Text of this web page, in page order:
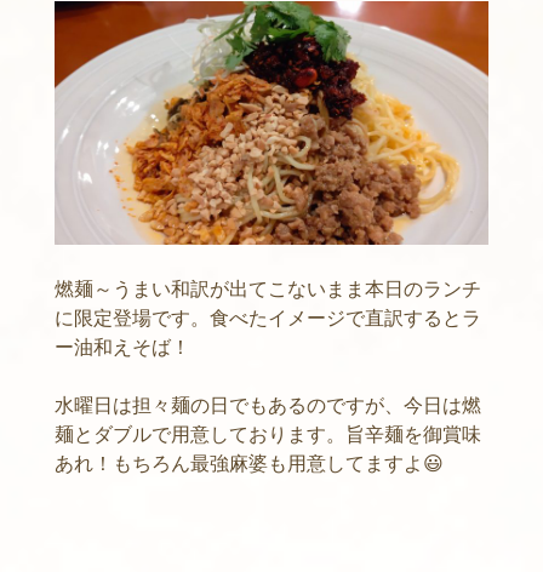
燃麺～うまい和訳が出てこないまま本日のランチ
に限定登場です。食べたイメージで直訳するとラ
ー油和えそば！
水曜日は担々麺の日でもあるのですが、今日は燃
麺とダブルで用意しております。旨辛麺を御賞味
あれ！もちろん最強麻婆も用意してますよ😃